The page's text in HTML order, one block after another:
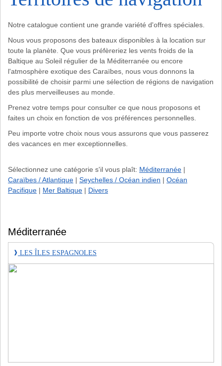
Notre catalogue contient une grande variété d'offres spéciales.
Nous vous proposons des bateaux disponibles à la location sur
toute la planète. Que vous préfèreriez les vents froids de la
Baltique au Soleil régulier de la Méditerranée ou encore
l'atmosphère exotique des Caraïbes, nous vous donnons la
possibilité de choisir parmi une sélection de régions de navigation
des plus merveilleuses au monde.
Prenez votre temps pour consulter ce que nous proposons et
faites un choix en fonction de vos préférences personnelles.
Peu importe votre choix nous vous assurons que vous passerez
des vacances en mer exceptionnelles.
Sélectionnez une catégorie s'il vous plaît: Méditerranée |
Caraïbes / Atlantique | Seychelles / Océan indien | Océan
Pacifique | Mer Baltique | Divers
Méditerranée
❱ LES ÎLES ESPAGNOLES